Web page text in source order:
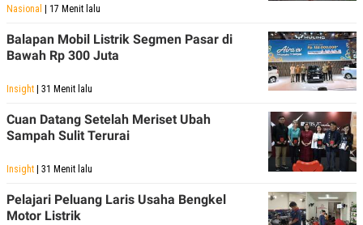
Nasional | 17 Menit lalu
Balapan Mobil Listrik Segmen Pasar di
Bawah Rp 300 Juta
Insight | 31 Menit lalu
Cuan Datang Setelah Meriset Ubah
Sampah Sulit Terurai
Insight | 31 Menit lalu
Pelajari Peluang Laris Usaha Bengkel
Motor Listrik